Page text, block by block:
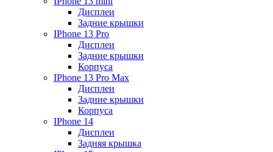
Дисплеи
Задние крышки
IPhone 13 Pro
Дисплеи
Задние крышки
Корпуса
IPhone 13 Pro Max
Дисплеи
Задние крышки
Корпуса
IPhone 14
Дисплеи
Задняя крышка